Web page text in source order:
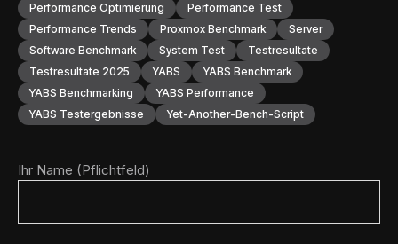
Performance Optimierung
Performance Test
Performance Trends
Proxmox Benchmark
Server
Software Benchmark
System Test
Testresultate
Testresultate 2025
YABS
YABS Benchmark
YABS Benchmarking
YABS Performance
YABS Testergebnisse
Yet-Another-Bench-Script
Ihr Name (Pflichtfeld)